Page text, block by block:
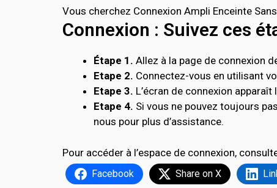
Vous cherchez Connexion Ampli Enceinte
Connexion : Suivez ces
Étape 1. Allez à la page de connexion
Etape 2. Connectez-vous en utilisant
Etape 3. L’écran de connexion
Etape 4. Si vous ne pouvez toujours
nous pour plus d’assistance.
Pour accéder à l’espace de connexion,
Facebook Share on X